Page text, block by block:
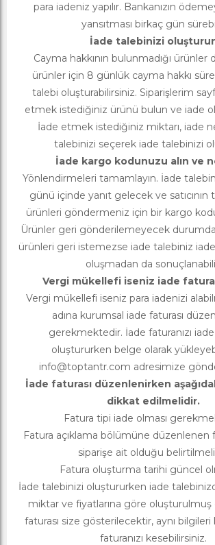
para iadeniz yapılır. Bankanızın
yansıtması birkaç gün
İade talebinizi
Cayma hakkının bulunmadığı ürünler
ürünler için 8 günlük cayma hakkı
talebi oluşturabilirsiniz. Siparişlerim
etmek istediğiniz ürünü bulun ve iade
İade etmek istediğiniz miktarı, iade
talebinizi seçerek iade talebinizi
İade kargo kodunuzu alın ve
Yönlendirmeleri tamamlayın. İade
günü içinde yanıt gelecek ve
ürünleri göndermeniz için bir kargo
Ürünler geri gönderilemeyecek
ürünleri geri istemezse iade talebiniz
oluşmadan da
Vergi mükellefi iseniz iade
Vergi mükellefi iseniz para iadenizi
adına kurumsal iade faturası
gerekmektedir. İade faturanızı
oluştururken belge olarak
info@toptantr.com adresimize
İade faturası düzenlenirken
dikkat edilmelidir.
Fatura tipi iade olması
Fatura açıklama bölümüne düzenlenen
siparişe ait olduğu
Fatura oluşturma tarihi güncel
İade talebinizi oluştururken iade
miktar ve fiyatlarına göre oluşturulmuş
faturası size gösterilecektir, aynı bilgileri
faturanızı kesebilirsiniz.